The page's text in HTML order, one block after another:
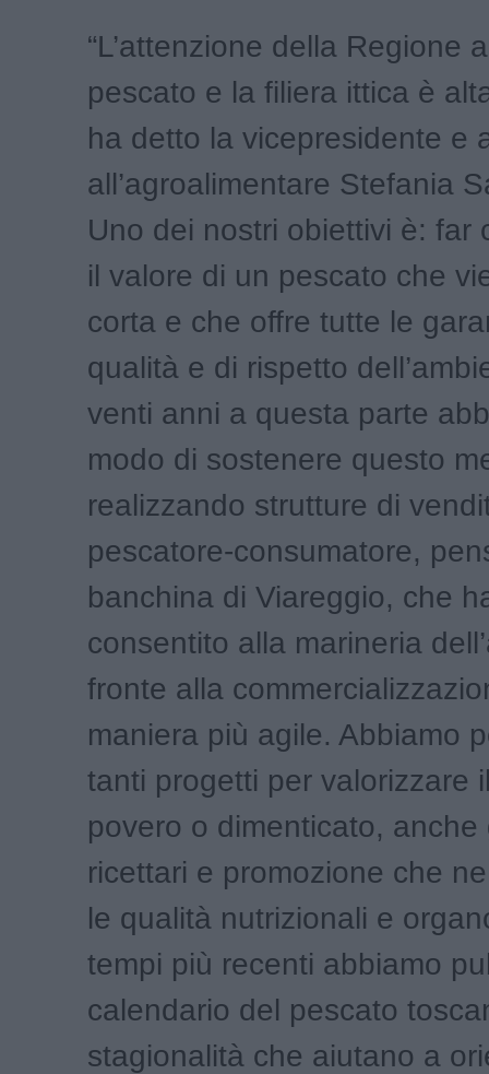
“L’attenzione della Regione
pescato e la filiera ittica è
ha detto la vicepresidente e
all’agroalimentare Stefania
Uno dei nostri obiettivi è: far
il valore di un pescato che
corta e che offre tutte le
qualità e di rispetto
venti anni a questa parte
modo di sostenere questo
realizzando strutture di
pescatore-consumatore,
banchina di Viareggio, che
consentito alla marineria
fronte alla
maniera più agile. Abbiamo
tanti progetti per valorizzare
povero o dimenticato, anche
ricettari e promozione che
le qualità nutrizionali e
tempi più recenti abbiamo
calendario del pescato
stagionalità che aiutano a